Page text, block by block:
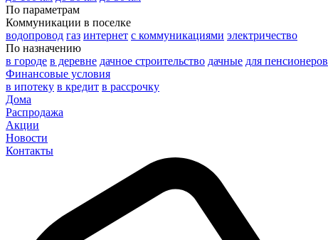
По параметрам
Коммуникации в поселке
водопровод газ интернет с коммуникациями электричество
По назначению
в городе в деревне дачное строительство дачные для пенсионеров
Финансовые условия
в ипотеку в кредит в рассрочку
Дома
Распродажа
Акции
Новости
Контакты